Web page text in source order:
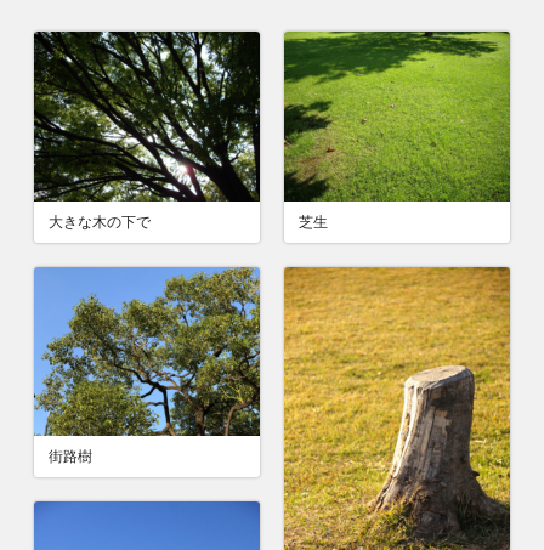
大きな木の下で 芝生
街路樹